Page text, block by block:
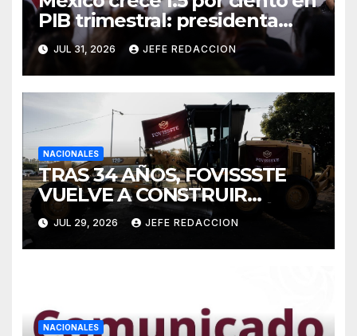
PIB trimestral: presidenta
Sheinbaum
JUL 31, 2026 JEFE REDACCION
NACIONALES
TRAS 34 AÑOS, FOVISSSTE
VUELVE A CONSTRUIR
VIVIENDA: PRESIDENTA
CLAUDIA SHEINBAUM
ENCABEZA COLOCACIÓN DE
JUL 29, 2026 JEFE REDACCION
NACIONALES